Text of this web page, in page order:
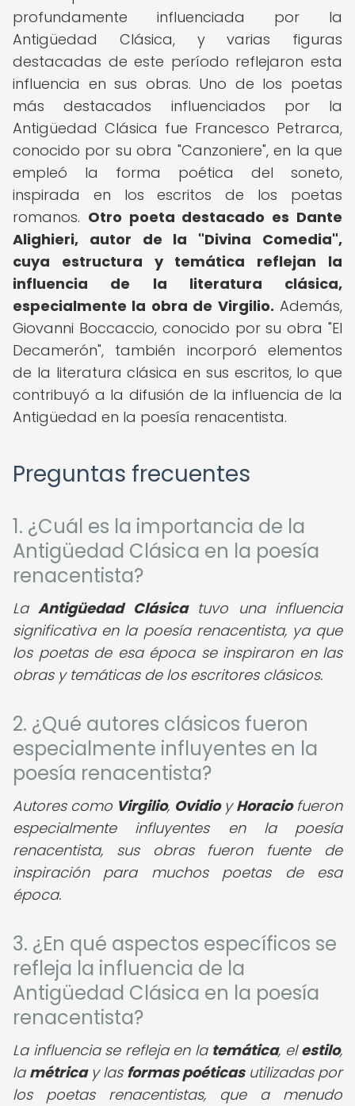
profundamente influenciada por la
Antigüedad Clásica, y varias figuras
destacadas de este período reflejaron esta
influencia en sus obras. Uno de los poetas
más destacados influenciados por la
Antigüedad Clásica fue Francesco Petrarca,
conocido por su obra "Canzoniere", en la que
empleó la forma poética del soneto,
inspirada en los escritos de los poetas
romanos. Otro poeta destacado es Dante
Alighieri, autor de la "Divina Comedia",
cuya estructura y temática reflejan la
influencia de la literatura clásica,
especialmente la obra de Virgilio. Además,
Giovanni Boccaccio, conocido por su obra "El
Decamerón", también incorporó elementos
de la literatura clásica en sus escritos, lo que
contribuyó a la difusión de la influencia de la
Antigüedad en la poesía renacentista.
Preguntas frecuentes
1. ¿Cuál es la importancia de la
Antigüedad Clásica en la poesía
renacentista?
LaAntigüedad Clásicatuvo una influencia
significativa en la poesía renacentista, ya que
los poetas de esa época se inspiraron en las
obras y temáticas de los escritores clásicos.
2. ¿Qué autores clásicos fueron
especialmente influyentes en la
poesía renacentista?
Autores como Virgilio, OvidioyHoraciofueron
especialmente influyentes en la poesía
renacentista, sus obras fueron fuente de
inspiración para muchos poetas de esa
época.
3. ¿En qué aspectos específicos se
refleja la influencia de la
Antigüedad Clásica en la poesía
renacentista?
La influencia se refleja en la temática, elestilo,
la métricay las formas poéticasutilizadas por
los poetas renacentistas, que a menudo